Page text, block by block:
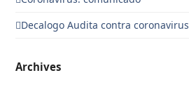
Decalogo Audita contra coronavirus
Archives